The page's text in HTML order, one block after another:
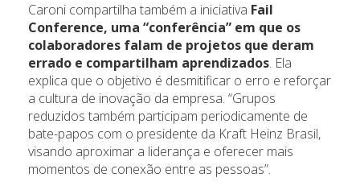
Caroni compartilha também a iniciativa Fail
Conference, uma “conferência” em que os
colaboradores falam de projetos que deram
errado e compartilham aprendizados. Ela
explica que o objetivo é desmitificar o erro e reforçar
a cultura de inovação da empresa. “Grupos
reduzidos também participam periodicamente de
bate-papos com o presidente da Kraft Heinz Brasil,
visando aproximar a liderança e oferecer mais
momentos de conexão entre as pessoas”.